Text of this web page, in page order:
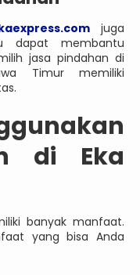
juga
dapat membantu
jasa pindahan di
Timur memiliki
di Eka
banyak manfaat.
yang bisa Anda